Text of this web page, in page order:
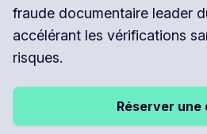
fraude documentaire leader
accélérant les vérifications
risques.
Réserver une